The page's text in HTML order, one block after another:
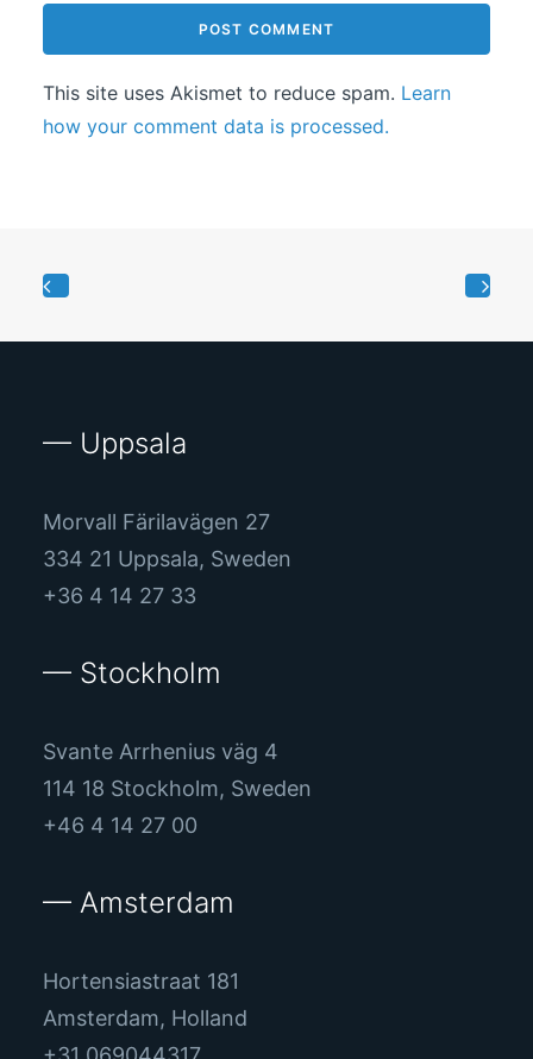
This site uses Akismet to reduce spam. Learn
how your comment data is processed.
— Uppsala
Morvall Färilavägen 27
334 21 Uppsala, Sweden
+36 4 14 27 33
— Stockholm
Svante Arrhenius väg 4
114 18 Stockholm, Sweden
+46 4 14 27 00
— Amsterdam
Hortensiastraat 181
Amsterdam, Holland